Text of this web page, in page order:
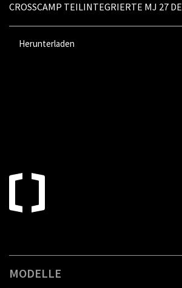
CROSSCAMP TEILINTEGRIERTE MJ 27 DE
Herunterladen
MODELLE